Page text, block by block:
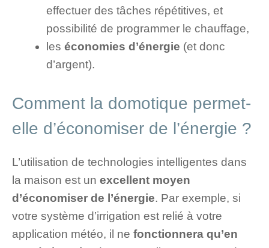
effectuer des tâches répétitives, et
possibilité de programmer le chauffage,
les économies d’énergie (et donc
d’argent).
Comment la domotique permet-
elle d’économiser de l’énergie ?
L’utilisation de technologies intelligentes dans
la maison est un excellent moyen
d’économiser de l’énergie. Par exemple, si
votre système d’irrigation est relié à votre
application météo, il ne fonctionnera qu’en